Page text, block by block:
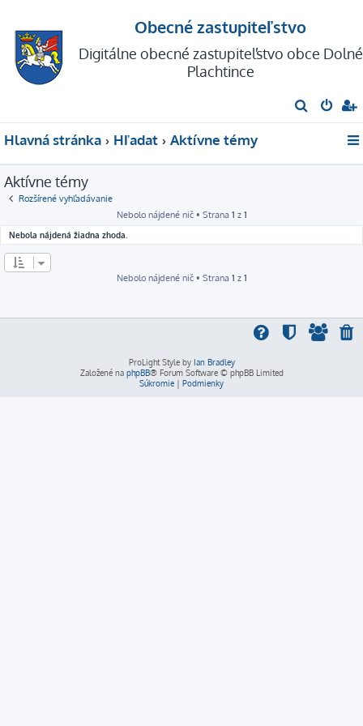
Obecné zastupiteľstvo
Digitálne obecné zastupiteľstvo obce Dolné
Plachtince
ľ
d
Hlavná stránka Hľadať Aktívne témy
Aktívne témy
Rozšírené vyhľadávanie
Nebolo nájdené nič • Strana 1 z 1
Nebola nájdená žiadna zhoda.
Nebolo nájdené nič • Strana 1 z 1
ProLight Style by Ian Bradley
Založené na phpBB® Forum Software © phpBB Limited
Súkromie | Podmienky